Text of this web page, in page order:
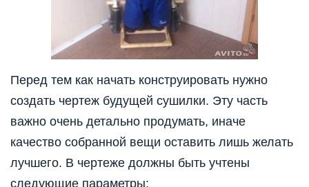
Перед тем как начать конструировать нужно
создать чертеж будущей сушилки. Эту часть
важно очень детально продумать, иначе
качество собранной вещи оставить лишь желать
лучшего. В чертеже должны быть учтены
следующие параметры: